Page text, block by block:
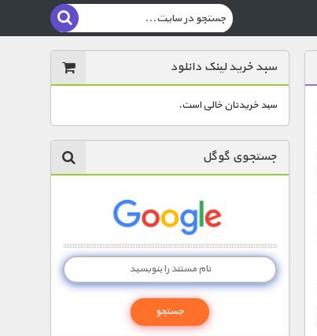
سبد خرید لینک دانلود
سبد خریدتان خالی است.
جستجوی گوگل